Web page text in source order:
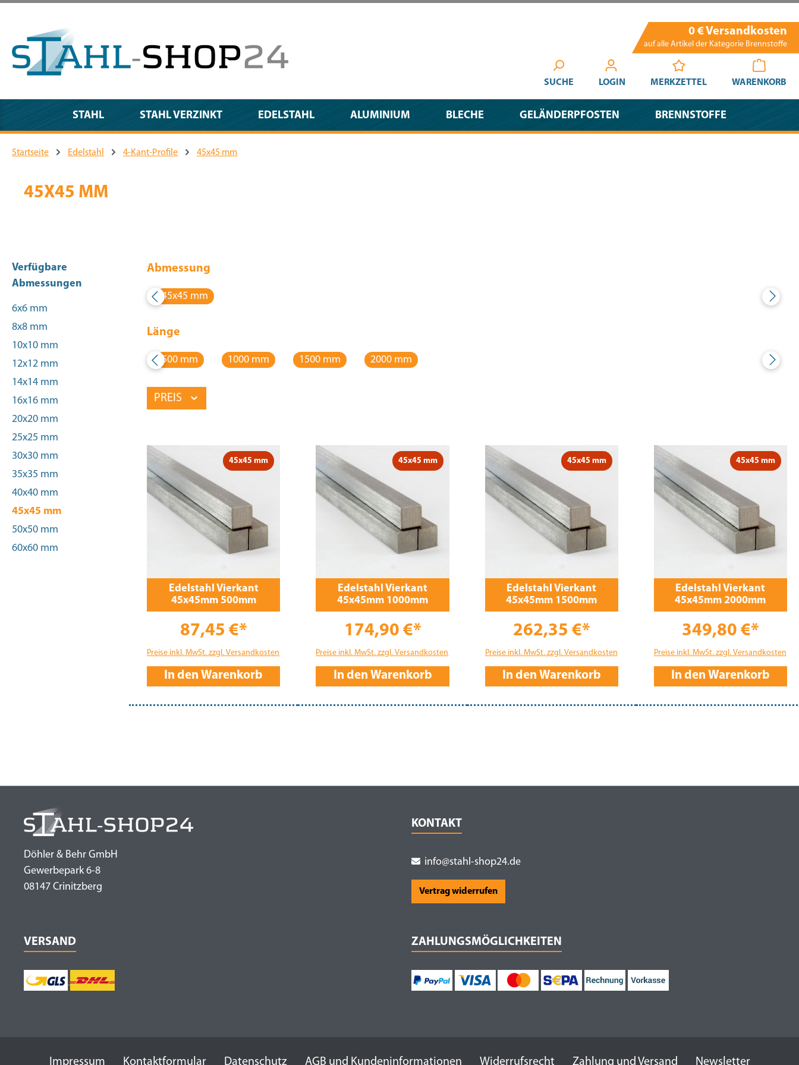
0 € Versandkosten
auf alle Artikel der Kategorie Brennstoffe
SUCHE LOGIN MERKZETTEL WARENKORB
STAHL STAHL VERZINKT EDELSTAHL ALUMINIUM BLECHE GELÄNDERPFOSTEN BRENNSTOFFE
Startseite Edelstahl 4-Kant-Profile 45x45 mm
45X45 MM
Verfügbare
Abmessungen
6x6 mm
8x8 mm
10x10 mm
12x12 mm
14x14 mm
16x16 mm
20x20 mm
25x25 mm
30x30 mm
35x35 mm
40x40 mm
45x45 mm
50x50 mm
60x60 mm
Abmessung
45x45 mm
Länge
500 mm 1000 mm 1500 mm 2000 mm
PREIS
45x45 mm
Edelstahl Vierkant
45x45mm 500mm
87,45 €*
Preise inkl. MwSt. zzgl. Versandkosten
In den Warenkorb
45x45 mm
Edelstahl Vierkant
45x45mm 1000mm
174,90 €*
Preise inkl. MwSt. zzgl. Versandkosten
In den Warenkorb
45x45 mm
Edelstahl Vierkant
45x45mm 1500mm
262,35 €*
Preise inkl. MwSt. zzgl. Versandkosten
In den Warenkorb
45x45 mm
Edelstahl Vierkant
45x45mm 2000mm
349,80 €*
Preise inkl. MwSt. zzgl. Versandkosten
In den Warenkorb
Döhler & Behr GmbH
Gewerbepark 6-8
08147 Crinitzberg
KONTAKT
info@stahl-shop24.de
Vertrag widerrufen
VERSAND ZAHLUNGSMÖGLICHKEITEN
Impressum Kontaktformular Datenschutz AGB und Kundeninformationen Widerrufsrecht Zahlung und Versand Newsletter